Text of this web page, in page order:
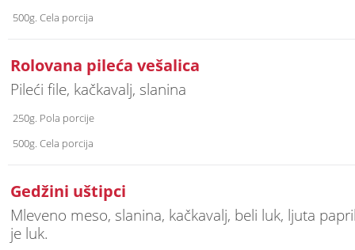
500g. Cela porcija
Rolovana pileća vešalica
Pileći file, kačkavalj, slanina
250g. Pola porcije
500g. Cela porcija
Gedžini uštipci
Mleveno meso, slanina, kačkavalj, beli luk, ljuta
je luk.